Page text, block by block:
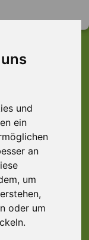
und
ein
an
um
oder um
...